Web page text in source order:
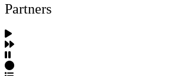
Partners